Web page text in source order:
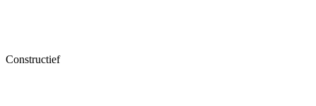
Constructief